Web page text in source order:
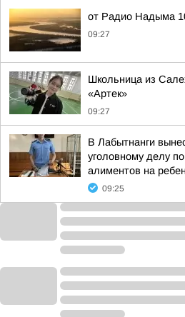
от Радио Надыма
09:27
Школьница из
«Артек»
09:27
В Лабытнанги
уголовному делу
алиментов на
09:25